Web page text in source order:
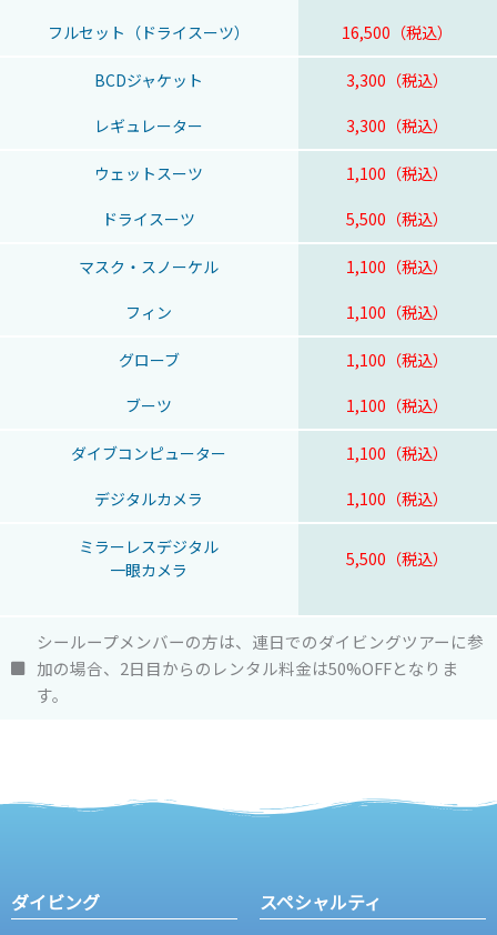
フルセット（ドライスーツ） 16,500（税込）
BCDジャケット 3,300（税込）
レギュレーター 3,300（税込）
ウェットスーツ 1,100（税込）
ドライスーツ 5,500（税込）
マスク・スノーケル 1,100（税込）
フィン 1,100（税込）
グローブ 1,100（税込）
ブーツ 1,100（税込）
ダイブコンピューター 1,100（税込）
デジタルカメラ 1,100（税込）
ミラーレスデジタル
一眼カメラ
5,500（税込）
シーループメンバーの方は、連日でのダイビングツアーに参
加の場合、2日目からのレンタル料金は50%OFFとなりま
す。
ダイビング スペシャルティ